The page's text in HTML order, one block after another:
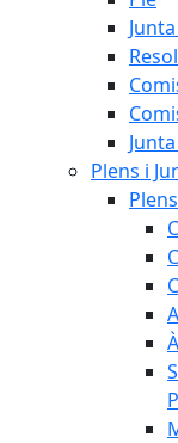
Plens i